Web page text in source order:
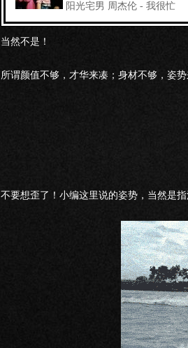
阳光宅男 周杰伦 - 我很忙
当然不是！
所谓颜值不够，才华来凑；身材不够，姿
不要想歪了！小编这里说的姿势，当然是